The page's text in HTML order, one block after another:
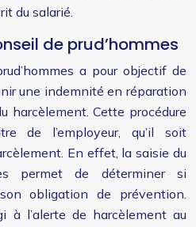
du salarié.
de prud’hommes
a pour objectif de
une indemnité en réparation
harcèlement. Cette procédure
de l’employeur, qu’il soit
En effet, la saisie du
permet de déterminer si
obligation de prévention.
à l’alerte de harcèlement au